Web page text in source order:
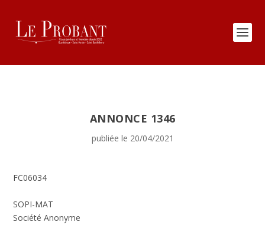
ANNONCE 1346
publiée le 20/04/2021
FC06034
SOPI-MAT
Société Anonyme